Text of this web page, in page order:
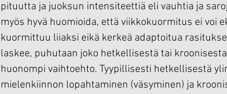
pituutta ja juoksun intensiteettiä eli vauhtia ja
myös hyvä huomioida, että viikkokuormitus ei voi
kuormittuu liiaksi eikä kerkeä adaptoitua
laskee, puhutaan joko hetkellisestä tai
huonompi vaihtoehto. Tyypillisesti hetkellisestä
mielenkiinnon lopahtaminen (väsyminen) ja